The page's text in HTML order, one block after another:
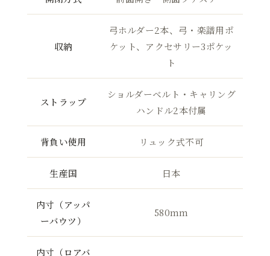
収納
弓ホルダー2本、弓・楽譜用ポ
ケット、アクセサリー3ポケッ
ト
ストラップ
ショルダーベルト・キャリング
ハンドル2本付属
背負い使用 リュック式不可
生産国 日本
内寸（アッパ
ーバウツ）
580mm
内寸（ロアバ